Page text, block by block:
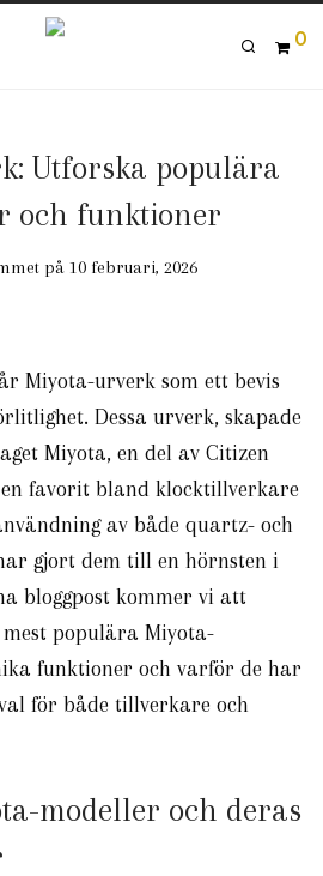
0
Utforska populära
och funktioner
på 10 februari, 2026
Miyota-urverk som ett bevis
Dessa urverk, skapade
Miyota, en del av Citizen
favorit bland klocktillverkare
av både quartz- och
gjort dem till en hörnsten i
bloggpost kommer vi att
populära Miyota-
funktioner och varför de har
för både tillverkare och
modeller och deras